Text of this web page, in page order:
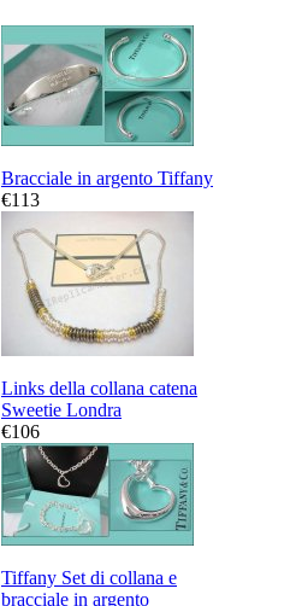
Bracciale in argento Tiffany
€113
Links della collana catena
Sweetie Londra
€106
Tiffany Set di collana e
bracciale in argento